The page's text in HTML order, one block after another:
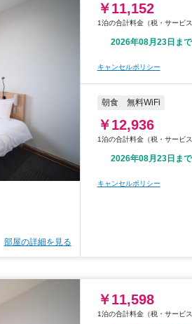
部屋の詳細を見る
￥11,152
税・サービ
2026年08月23日ま
キャンセルポリシー
朝食 無料WiFi
￥12,936
税・サービ
2026年08月23日ま
キャンセルポリシー
￥11,598
税・サービ